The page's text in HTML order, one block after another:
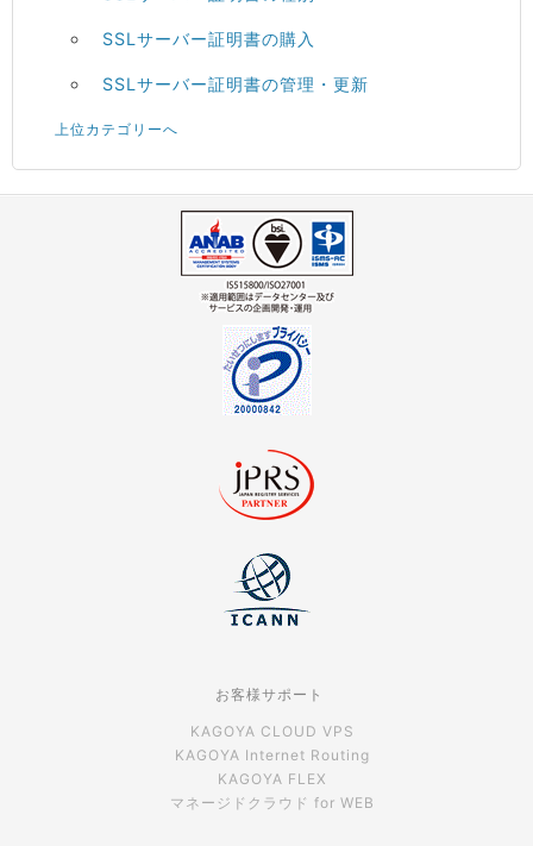
SSLサーバー証明書の購入
SSLサーバー証明書の管理・更新
上位カテゴリーへ
お客様サポート
KAGOYA CLOUD VPS
KAGOYA Internet Routing
KAGOYA FLEX
マネージドクラウド for WEB